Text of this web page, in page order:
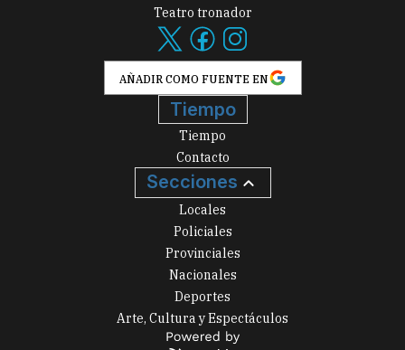
Teatro tronador
AÑADIR COMO FUENTE EN
Tiempo
Tiempo
Contacto
Secciones
Locales
Policiales
Provinciales
Nacionales
Deportes
Arte, Cultura y Espectáculos